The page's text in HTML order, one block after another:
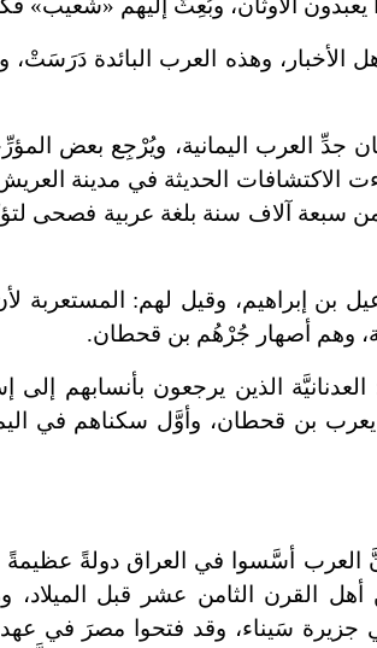
الأوثان، وبُعِثَ إليهم «شُعيب»
وهذه العرب البائدة دَرَسَتْ،
جدِّ العرب اليمانية، ويُرْجِع بعض
الاكتشافات الحديثة في مدينة
من سبعة آلاف سنة بلغة عربية فصحى
بن إبراهيم، وقيل لهم: المستعربة
وهم أصهار جُرْهُم بن قحطان.
الذين يرجعون بأنسابهم إلى
يعرب بن قحطان، وأوَّل سكناهم في
العرب أسَّسوا في العراق دولةً
القرن الثامن عشر قبل الميلاد،
جزيرة سَيناء، وقد فتحوا مصرَ في عهد